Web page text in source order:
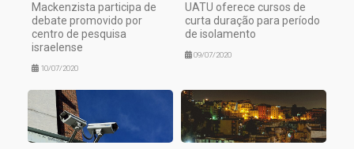
Mackenzista participa de
debate promovido por
centro de pesquisa
israelense
10/07/2020
UATU oferece cursos de
curta duração para período
de isolamento
09/07/2020